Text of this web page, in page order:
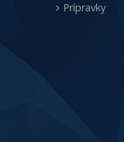
Prípravky